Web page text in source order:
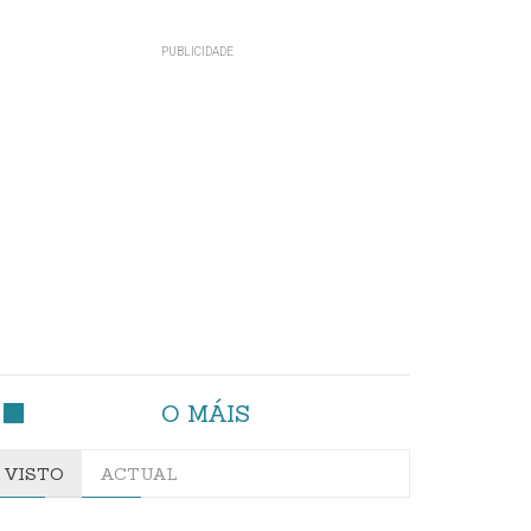
O MÁIS
VISTO ACTUAL